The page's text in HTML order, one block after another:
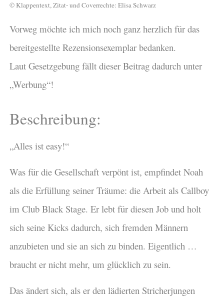
© Klappentext, Zitat- und Coverrechte: Elisa Schwarz
Vorweg möchte ich mich noch ganz herzlich für das
bereitgestellte Rezensionsexemplar bedanken.
Laut Gesetzgebung fällt dieser Beitrag dadurch unter
„Werbung“!
Beschreibung:
„Alles ist easy!“
Was für die Gesellschaft verpönt ist, empfindet Noah
als die Erfüllung seiner Träume: die Arbeit als Callboy
im Club Black Stage. Er lebt für diesen Job und holt
sich seine Kicks dadurch, sich fremden Männern
anzubieten und sie an sich zu binden. Eigentlich …
braucht er nicht mehr, um glücklich zu sein.
Das ändert sich, als er den lädierten Stricherjungen